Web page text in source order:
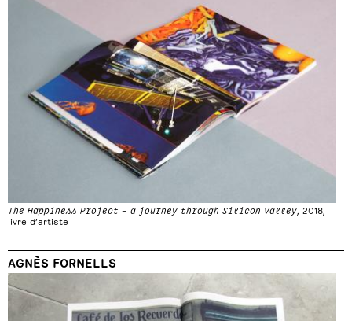
The Happiness Project – a journey through Silicon Valley , 2018,
livre d’artiste
AGNÈS FORNELLS